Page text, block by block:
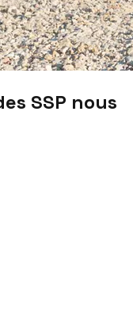
SSP nous